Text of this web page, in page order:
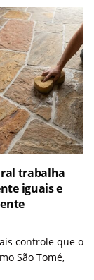
trabalha
iguais e
controle que o
São Tomé,